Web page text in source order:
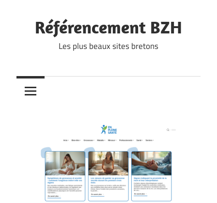
contentRéférencement BZH
Les plus beaux sites bretons